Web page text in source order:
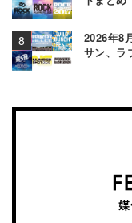
2026年8
サン、ラ